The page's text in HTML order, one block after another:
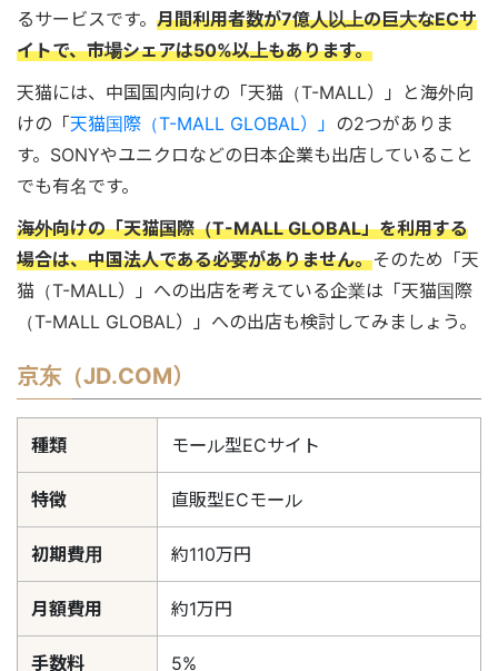
るサービスです。 月間利用者数が7億人以上の巨大なECサ
イトで、市場シェアは50%以上もあります。
天猫には、中国国内向けの「天猫（T-MALL）」と海外向
けの「天猫国際（T-MALL GLOBAL）」 の2つがありま
す。SONYやユニクロなどの日本企業も出店していること
でも有名です。
海外向けの「天猫国際（T-MALL GLOBAL」を利用する
場合は、中国法人である必要がありません。そのため「天
猫（T-MALL）」への出店を考えている企業は「天猫国際
（T-MALL GLOBAL）」への出店も検討してみましょう。
京东（JD.COM）
種類 モール型ECサイト
特徴 直販型ECモール
初期費用 約110万円
月額費用 約1万円
手数料 5%